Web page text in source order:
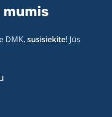
mumis
DMK, susisiekite! Jūs